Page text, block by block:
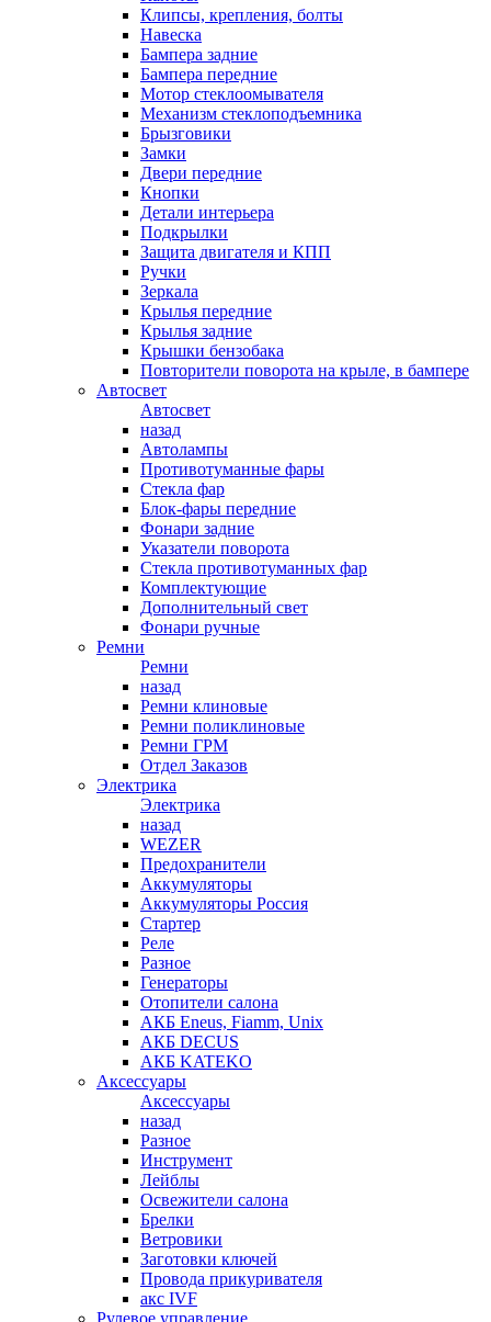
Клипсы, крепления, болты
Навеска
Бампера задние
Бампера передние
Мотор стеклоомывателя
Механизм стеклоподъемника
Брызговики
Замки
Двери передние
Кнопки
Детали интерьера
Подкрылки
Защита двигателя и КПП
Ручки
Зеркала
Крылья передние
Крылья задние
Крышки бензобака
Повторители поворота на крыле, в бампере
Автосвет
Автосвет
назад
Автолампы
Противотуманные фары
Стекла фар
Блок-фары передние
Фонари задние
Указатели поворота
Стекла противотуманных фар
Комплектующие
Дополнительный свет
Фонари ручные
Ремни
Ремни
назад
Ремни клиновые
Ремни поликлиновые
Ремни ГРМ
Отдел Заказов
Электрика
Электрика
назад
WEZER
Предохранители
Аккумуляторы
Аккумуляторы Россия
Стартер
Реле
Разное
Генераторы
Отопители салона
АКБ Eneus, Fiamm, Unix
АКБ DECUS
АКБ KATEKO
Аксессуары
Аксессуары
назад
Разное
Инструмент
Лейблы
Освежители салона
Брелки
Ветровики
Заготовки ключей
Провода прикуривателя
акс IVF
Рулевое управление